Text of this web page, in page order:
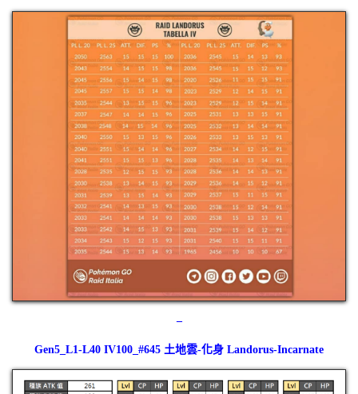
–
Gen5_L1-L40 IV100_#645 土地雲-化身 Landorus-Incarnate